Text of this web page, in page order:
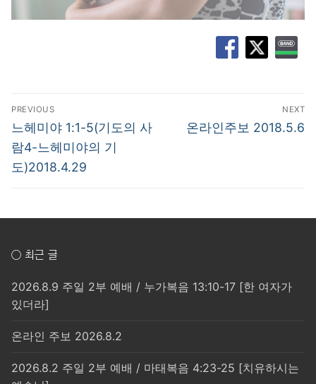
글
탐
색
PREVIOUS
Previous
post:
느헤미야 1:1-5(기도의 사
람4-느헤미야의 기
도)2018.4.29
NEXT
Next
온라인주보 2018.5.6
○ 최근 글
2026.8.9 주일 2부 예배 / 누가복음 13:10-17 [한 여자가
있더라]
온라인 주보 2026.8.2
2026.8.2 주일 2부 예배 / 마태복음 4:23-25 [치유하시는